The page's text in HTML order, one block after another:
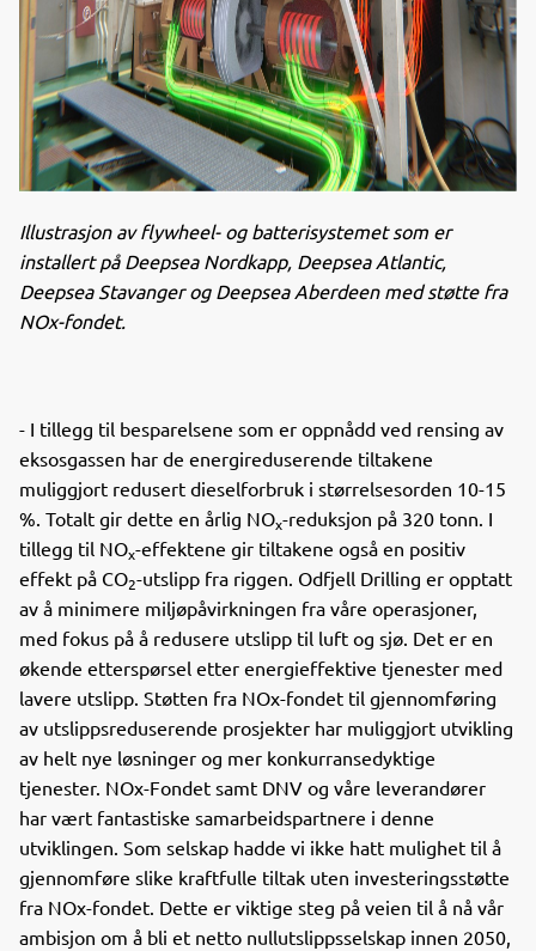
Illustrasjon av flywheel- og batterisystemet som er
installert på Deepsea Nordkapp, Deepsea Atlantic,
Deepsea Stavanger og Deepsea Aberdeen med støtte fra
NOx-fondet.
- I tillegg til besparelsene som er oppnådd ved rensing av
eksosgassen har de energireduserende tiltakene
muliggjort redusert dieselforbruk i størrelsesorden 10-15
%. Totalt gir dette en årlig NOx-reduksjon på 320 tonn. I
tillegg til NOx-effektene gir tiltakene også en positiv
effekt på CO2-utslipp fra riggen. Odfjell Drilling er opptatt
av å minimere miljøpåvirkningen fra våre operasjoner,
med fokus på å redusere utslipp til luft og sjø. Det er en
økende etterspørsel etter energieffektive tjenester med
lavere utslipp. Støtten fra NOx-fondet til gjennomføring
av utslippsreduserende prosjekter har muliggjort utvikling
av helt nye løsninger og mer konkurransedyktige
tjenester. NOx-Fondet samt DNV og våre leverandører
har vært fantastiske samarbeidspartnere i denne
utviklingen. Som selskap hadde vi ikke hatt mulighet til å
gjennomføre slike kraftfulle tiltak uten investeringsstøtte
fra NOx-fondet. Dette er viktige steg på veien til å nå vår
ambisjon om å bli et netto nullutslippsselskap innen 2050,